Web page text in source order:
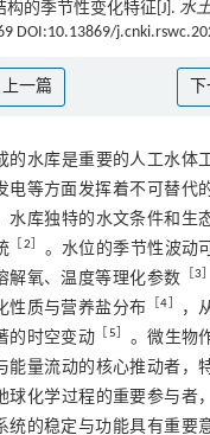
构的季节性变化特征[J]. 水
DOI:10.13869/
上一篇
的水库是重要的人工水体
电等方面发挥着不可替代
水库独特的水文条件和生
2
。水位的季节性波动
解氧、温度等理化参数
3
性质与营养盐分布
［4
，
的时空变动
5
。微生物
能量流动的核心推动者，
球化学过程的重要参与者
统的稳定与功能具有重要